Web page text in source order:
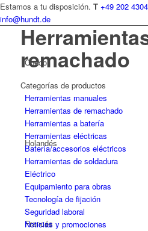
Checo
Holandés
Francés
Estamos a tu disposición. T +49 202
info@hundt.de
remachado
Categorías de productos
Herramientas manuales
Herramientas de remachado
Herramientas a batería
Herramientas eléctricas
Batería/accesorios eléctricos
Herramientas de soldadura
Eléctrico
Equipamiento para obras
Tecnología de fijación
Seguridad laboral
Noticias y promociones